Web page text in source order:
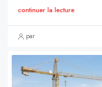
continuer la lecture
par